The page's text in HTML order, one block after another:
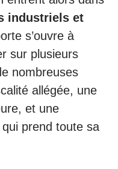
industriels et
s’ouvre à
sur plusieurs
nombreuses
allégée, une
et une
prend toute sa